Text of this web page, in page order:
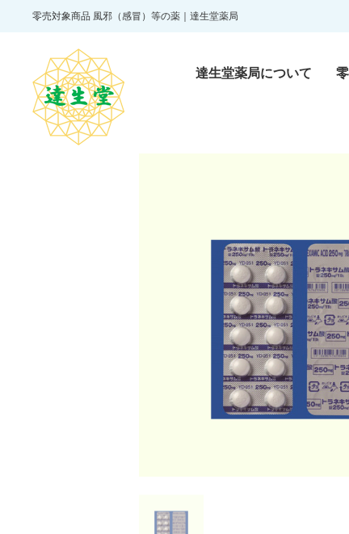
達生堂薬局について
一般医薬品
Over-the-counter
零売対象商品 風邪（感冒）等の薬｜達生堂薬局